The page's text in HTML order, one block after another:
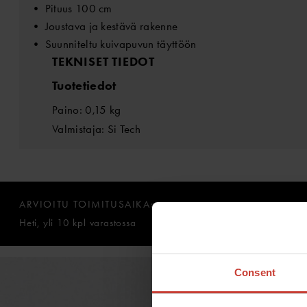
Consent
• Pituus 100 cm
• Joustava ja kestävä rakenne
• Suunniteltu kuivapuvun täyttöön
TEKNISET TIEDOT
Tuotetiedot
Paino: 0,15 kg
Valmistaja: Si Tech
ARVIOITU TOIMITUSAIKA:
Heti, yli 10 kpl varastossa